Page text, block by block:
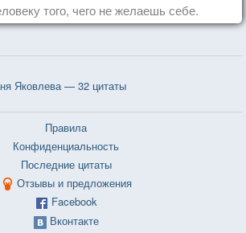
того, чего не желаешь себе.
Яковлева — 32 цитаты
Правила
Конфиденциальность
Последние цитаты
Отзывы и предложения
Facebook
Вконтакте